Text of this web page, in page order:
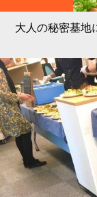
大人の秘密基地